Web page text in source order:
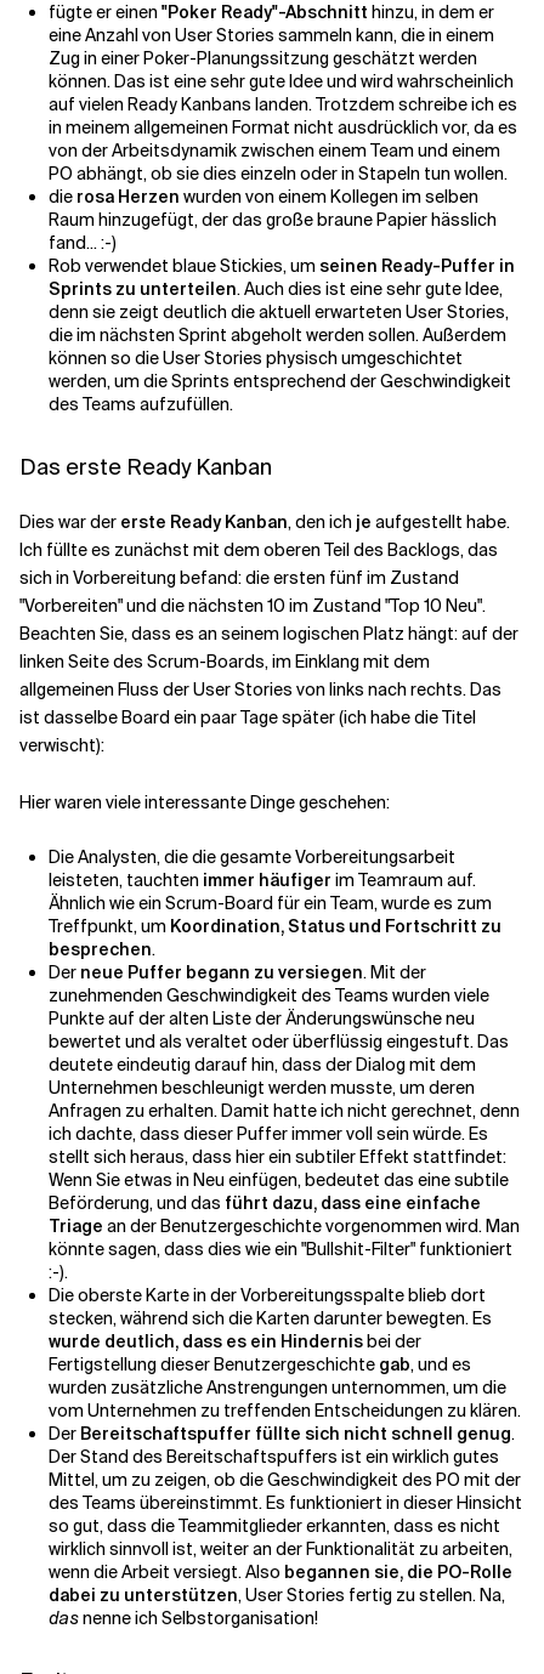
fügte er einen "Poker Ready"-Abschnitt hinzu, in dem er
eine Anzahl von User Stories sammeln kann, die in einem
Zug in einer Poker-Planungssitzung geschätzt werden
können. Das ist eine sehr gute Idee und wird wahrscheinlich
auf vielen Ready Kanbans landen. Trotzdem schreibe ich es
in meinem allgemeinen Format nicht ausdrücklich vor, da es
von der Arbeitsdynamik zwischen einem Team und einem
PO abhängt, ob sie dies einzeln oder in Stapeln tun wollen.
die rosa Herzen wurden von einem Kollegen im selben
Raum hinzugefügt, der das große braune Papier hässlich
fand... :-)
Rob verwendet blaue Stickies, um seinen Ready-Puffer in
Sprints zu unterteilen. Auch dies ist eine sehr gute Idee,
denn sie zeigt deutlich die aktuell erwarteten User Stories,
die im nächsten Sprint abgeholt werden sollen. Außerdem
können so die User Stories physisch umgeschichtet
werden, um die Sprints entsprechend der Geschwindigkeit
des Teams aufzufüllen.
Das erste Ready Kanban
Dies war der erste Ready Kanban, den ich je aufgestellt habe.
Ich füllte es zunächst mit dem oberen Teil des Backlogs, das
sich in Vorbereitung befand: die ersten fünf im Zustand
"Vorbereiten" und die nächsten 10 im Zustand "Top 10 Neu".
Beachten Sie, dass es an seinem logischen Platz hängt: auf der
linken Seite des Scrum-Boards, im Einklang mit dem
allgemeinen Fluss der User Stories von links nach rechts. Das
ist dasselbe Board ein paar Tage später (ich habe die Titel
verwischt):
Hier waren viele interessante Dinge geschehen:
Die Analysten, die die gesamte Vorbereitungsarbeit
leisteten, tauchten immer häufiger im Teamraum auf.
Ähnlich wie ein Scrum-Board für ein Team, wurde es zum
Treffpunkt, um Koordination, Status und Fortschritt zu
besprechen.
Der neue Puffer begann zu versiegen. Mit der
zunehmenden Geschwindigkeit des Teams wurden viele
Punkte auf der alten Liste der Änderungswünsche neu
bewertet und als veraltet oder überflüssig eingestuft. Das
deutete eindeutig darauf hin, dass der Dialog mit dem
Unternehmen beschleunigt werden musste, um deren
Anfragen zu erhalten. Damit hatte ich nicht gerechnet, denn
ich dachte, dass dieser Puffer immer voll sein würde. Es
stellt sich heraus, dass hier ein subtiler Effekt stattfindet:
Wenn Sie etwas in Neu einfügen, bedeutet das eine subtile
Beförderung, und das führt dazu, dass eine einfache
Triage an der Benutzergeschichte vorgenommen wird. Man
könnte sagen, dass dies wie ein "Bullshit-Filter" funktioniert
:-).
Die oberste Karte in der Vorbereitungsspalte blieb dort
stecken, während sich die Karten darunter bewegten. Es
wurde deutlich, dass es ein Hindernisbei der
Fertigstellung dieser Benutzergeschichte gab, und es
wurden zusätzliche Anstrengungen unternommen, um die
vom Unternehmen zu treffenden Entscheidungen zu klären.
Der Bereitschaftspuffer füllte sich nicht schnell genug.
Der Stand des Bereitschaftspuffers ist ein wirklich gutes
Mittel, um zu zeigen, ob die Geschwindigkeit des PO mit der
des Teams übereinstimmt. Es funktioniert in dieser Hinsicht
so gut, dass die Teammitglieder erkannten, dass es nicht
wirklich sinnvoll ist, weiter an der Funktionalität zu arbeiten,
wenn die Arbeit versiegt. Also begannen sie, die PO-Rolle
dabei zu unterstützen, User Stories fertig zu stellen. Na,
dasnenne ich Selbstorganisation!